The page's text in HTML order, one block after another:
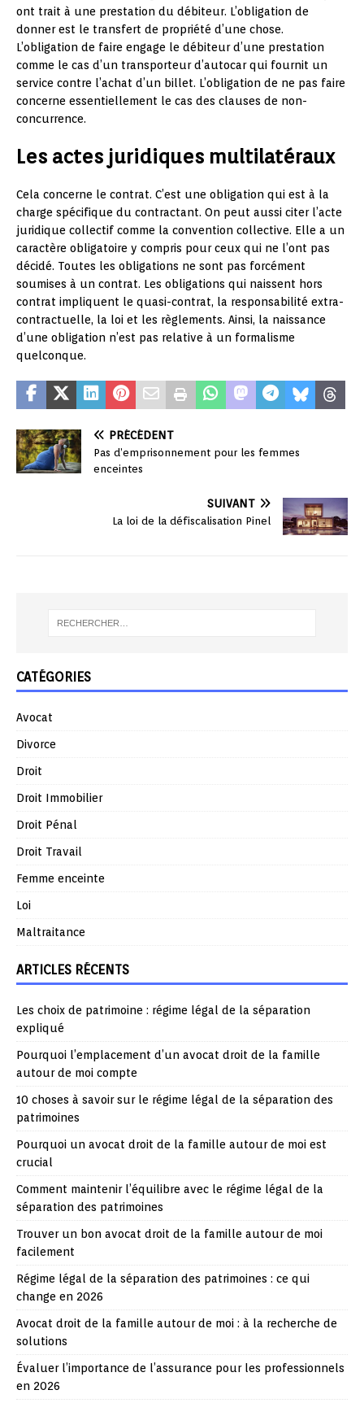
ont trait à une prestation du débiteur. L’obligation de
donner est le transfert de propriété d’une chose.
L’obligation de faire engage le débiteur d’une prestation
comme le cas d’un transporteur d’autocar qui fournit un
service contre l’achat d’un billet. L’obligation de ne pas faire
concerne essentiellement le cas des clauses de non-
concurrence.
Les actes juridiques multilatéraux
Cela concerne le contrat. C’est une obligation qui est à la
charge spécifique du contractant. On peut aussi citer l’acte
juridique collectif comme la convention collective. Elle a un
caractère obligatoire y compris pour ceux qui ne l’ont pas
décidé. Toutes les obligations ne sont pas forcément
soumises à un contrat. Les obligations qui naissent hors
contrat impliquent le quasi-contrat, la responsabilité extra-
contractuelle, la loi et les règlements. Ainsi, la naissance
d’une obligation n’est pas relative à un formalisme
quelconque.
PRÉCÉDENT
Pas d’emprisonnement pour les femmes
enceintes
SUIVANT
La loi de la défiscalisation Pinel
CATÉGORIES
Avocat
Divorce
Droit
Droit Immobilier
Droit Pénal
Droit Travail
Femme enceinte
Loi
Maltraitance
ARTICLES RÉCENTS
Les choix de patrimoine : régime légal de la séparation
expliqué
Pourquoi l’emplacement d’un avocat droit de la famille
autour de moi compte
10 choses à savoir sur le régime légal de la séparation des
patrimoines
Pourquoi un avocat droit de la famille autour de moi est
crucial
Comment maintenir l’équilibre avec le régime légal de la
séparation des patrimoines
Trouver un bon avocat droit de la famille autour de moi
facilement
Régime légal de la séparation des patrimoines : ce qui
change en 2026
Avocat droit de la famille autour de moi : à la recherche de
solutions
Évaluer l’importance de l’assurance pour les professionnels
en 2026